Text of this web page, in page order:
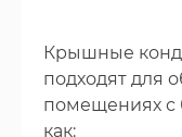
Крышные
подходят для
помещениях с
как: